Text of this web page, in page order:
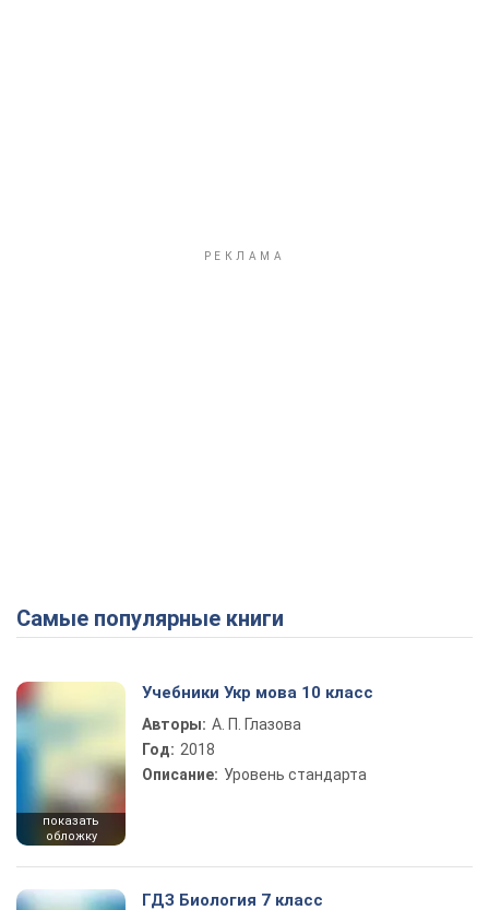
Самые популярные книги
показать
обложку
Учебники Укр мова 10 класс
Авторы: А. П. Глазова
Год: 2018
Описание: Уровень стандарта
ГДЗ Биология 7 класс